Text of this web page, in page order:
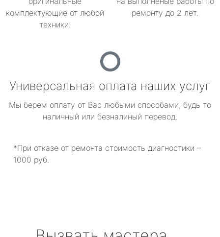
комплектующие от любой
техники.
ремонту до 2 лет.
Универсальная оплата наших услуг
Мы берем оплату от Вас любыми способами, будь то
наличный или безналиный перевод.
*При отказе от ремонта стоимость диагностики –
1000 руб.